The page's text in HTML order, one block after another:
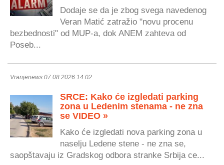
Dodaje se da je zbog svega navedenog
Veran Matić zatražio "novu procenu
bezbednosti" od MUP-a, dok ANEM zahteva od
Poseb...
Vranjenews 07.08.2026 14:02
SRCE: Kako će izgledati parking
zona u Ledenim stenama - ne zna
se VIDEO »
Kako će izgledati nova parking zona u
naselju Ledene stene - ne zna se,
saopštavaju iz Gradskog odbora stranke Srbija ce...